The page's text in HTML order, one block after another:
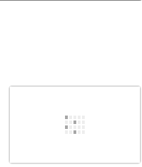
Kommentieren